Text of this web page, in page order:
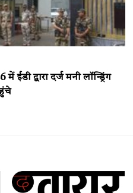
द्वारा दर्ज मनी लॉन्ड्रिंग